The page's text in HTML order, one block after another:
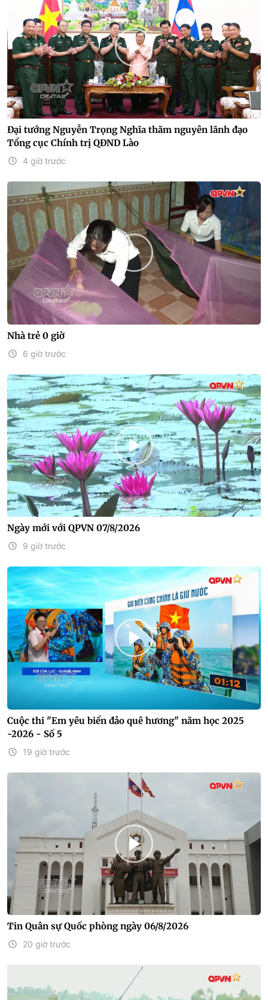
Đại tướng Nguyễn Trọng Nghĩa thăm nguyên lãnh đạo
Tổng cục Chính trị QĐND Lào
4 giờ trước
Nhà trẻ 0 giờ
6 giờ trước
Ngày mới với QPVN 07/8/2026
9 giờ trước
Cuộc thi "Em yêu biển đảo quê hương" năm học 2025
-2026 - Số 5
19 giờ trước
Tin Quân sự Quốc phòng ngày 06/8/2026
20 giờ trước